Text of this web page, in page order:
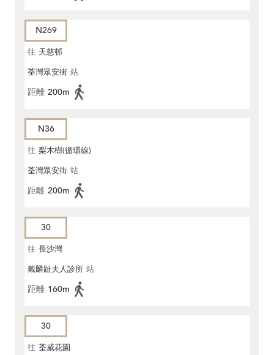
N269
往 天慈邨
荃灣眾安街 站
距離 200m
N36
往 梨木樹(循環線)
荃灣眾安街 站
距離 200m
30
往 長沙灣
戴麟趾夫人診所 站
距離 160m
30
往 荃威花園